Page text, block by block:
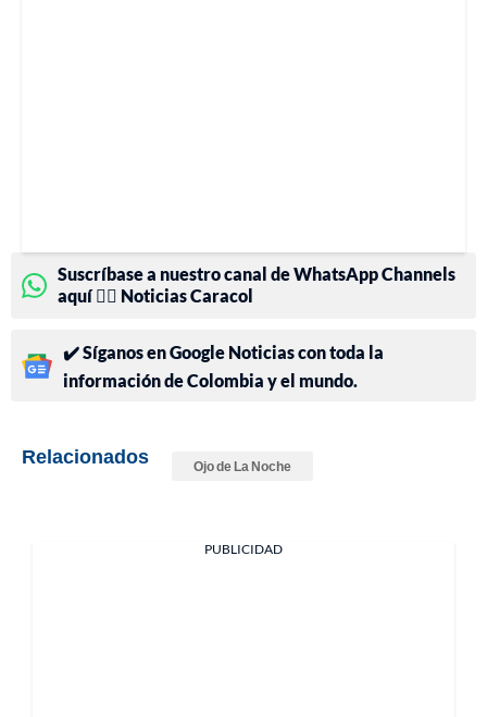
Suscríbase a nuestro canal de WhatsApp Channels
aquí 👉🏻 Noticias Caracol
✔️ Síganos en Google Noticias con toda la
información de Colombia y el mundo.
Relacionados Ojo de La Noche
PUBLICIDAD